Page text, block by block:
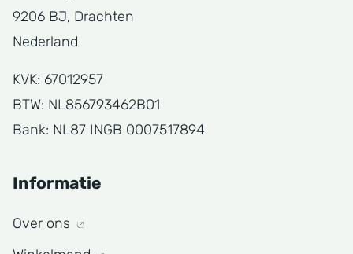
9206 BJ, Drachten
Nederland
KVK: 67012957
BTW: NL856793462B01
Bank: NL87 INGB 0007517894
Informatie
Over ons